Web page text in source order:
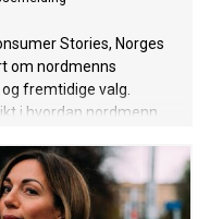
Stories, Norges
om nordmenns
fremtidige valg.
i hvordan nordmenn
og offentlige aktører.